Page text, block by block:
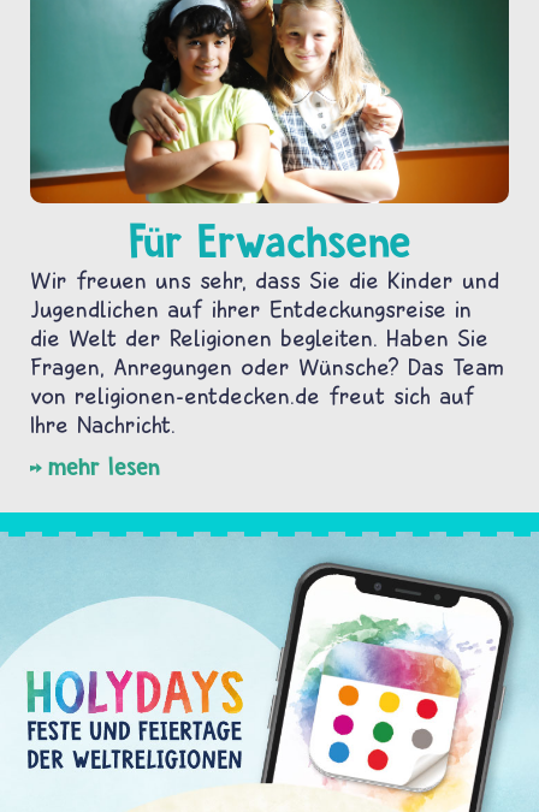
Für Erwachsene
Wir freuen uns sehr, dass Sie die Kinder und
Jugendlichen auf ihrer Entdeckungsreise in
die Welt der Religionen begleiten. Haben Sie
Fragen, Anregungen oder Wünsche? Das Team
von religionen-entdecken.de freut sich auf
Ihre Nachricht.
mehr lesen